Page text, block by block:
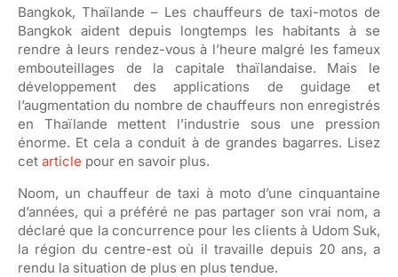
Bangkok, Thaïlande – Les chauffeurs de taxi-motos de
Bangkok aident depuis longtemps les habitants à se
rendre à leurs rendez-vous à l’heure malgré les fameux
embouteillages de la capitale thaïlandaise. Mais le
développement des applications de guidage et
l’augmentation du nombre de chauffeurs non enregistrés
en Thaïlande mettent l’industrie sous une pression
énorme. Et cela a conduit à de grandes bagarres. Lisez
cet article pour en savoir plus.
Noom, un chauffeur de taxi à moto d’une cinquantaine
d’années, qui a préféré ne pas partager son vrai nom, a
déclaré que la concurrence pour les clients à Udom Suk,
la région du centre-est où il travaille depuis 20 ans, a
rendu la situation de plus en plus tendue.